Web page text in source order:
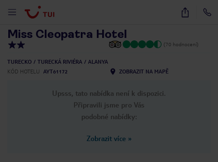
44
Miss Cleopatra Hotel
(70 hodnocení)
TURECKO TURECKÁ RIVIÉRA
ALANYA
KÓD HOTELU
AYT61172 ZOBRAZIT NA MAPĚ
Upsss, tato nabídka není k dispozici.
Připravili jsme pro Vás
podobné nabídky:
Zobrazit více »